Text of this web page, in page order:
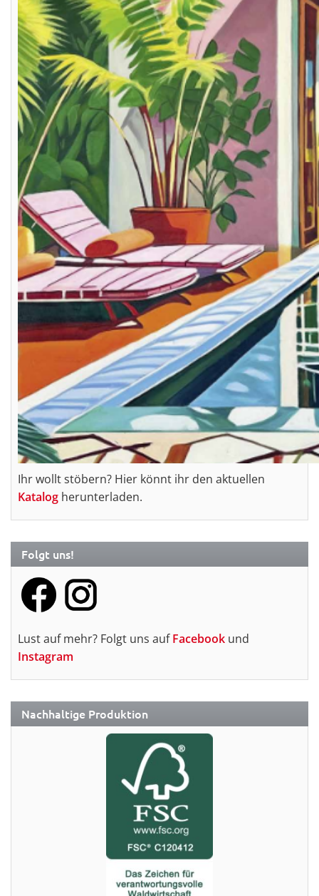
Ihr wollt stöbern? Hier könnt ihr den aktuellen
Katalog herunterladen.
Folgt uns!
Lust auf mehr? Folgt uns aufFacebook und
Instagram
Nachhaltige Produktion